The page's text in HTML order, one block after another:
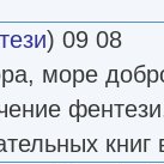
) 09 08
море